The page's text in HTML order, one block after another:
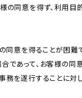
の同意を得ず、利用
同意を得ることが困難
であって、お客様の同
を遂行することに対